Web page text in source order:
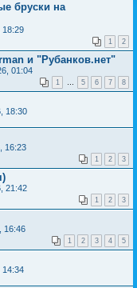
бруски на
18:29
1 2
и "Рубанков.нет"
01:04
1 … 5 6 7 8
18:30
16:23
1 2 3
21:42
1 2 3
16:46
1 2 3 4 5
14:34